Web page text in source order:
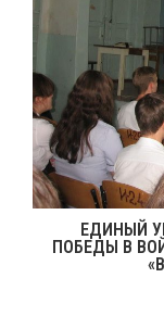
ЕДИНЫЙ
ПОБЕДЫ В